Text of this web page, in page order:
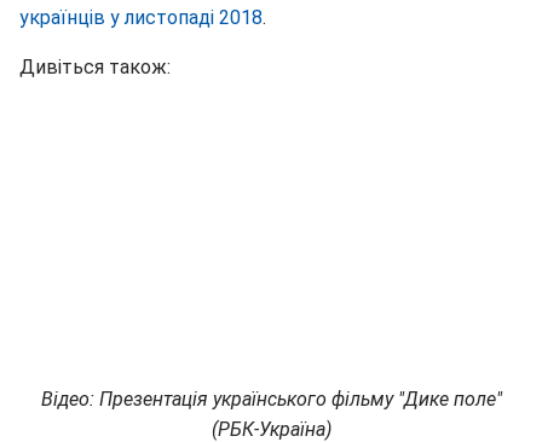
українців у листопаді 2018.
Дивіться також:
Відео: Презентація українського фільму "Дике поле"
(РБК-Україна)